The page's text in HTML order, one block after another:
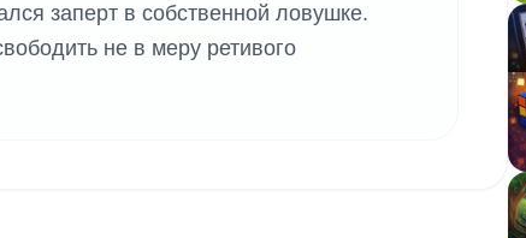
заперт в собственной ловушке.
не в меру ретивого